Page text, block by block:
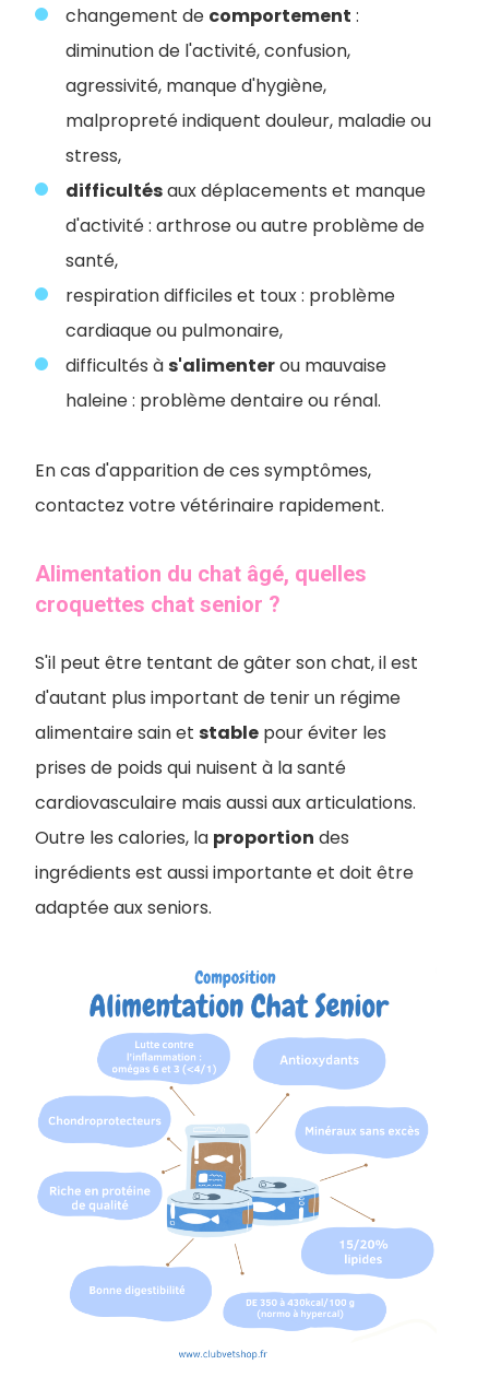
changement de comportement :
diminution de l'activité, confusion,
agressivité, manque d'hygiène,
malpropreté indiquent douleur, maladie ou
stress,
difficultésaux déplacements et manque
d'activité : arthrose ou autre problème de
santé,
respiration difficiles et toux : problème
cardiaque ou pulmonaire,
difficultés às'alimenterou mauvaise
haleine : problème dentaire ou rénal.
En cas d'apparition de ces symptômes,
contactez votre vétérinaire rapidement.
Alimentation du chat âgé, quelles
croquettes chat senior ?
S'il peut être tentant de gâter son chat, il est
d'autant plus important de tenir un régime
alimentaire sain et stable pour éviter les
prises de poids qui nuisent à la santé
cardiovasculaire mais aussi aux articulations.
Outre les calories, la proportion des
ingrédients est aussi importante et doit être
adaptée aux seniors.